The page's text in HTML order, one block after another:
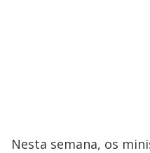
Nesta semana, os